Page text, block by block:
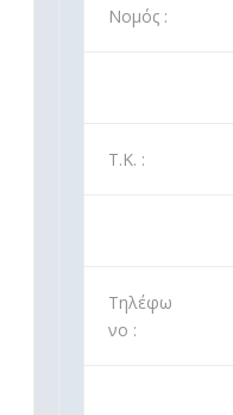
Νομός :
Τ.Κ. :
Τηλέφω
νο :